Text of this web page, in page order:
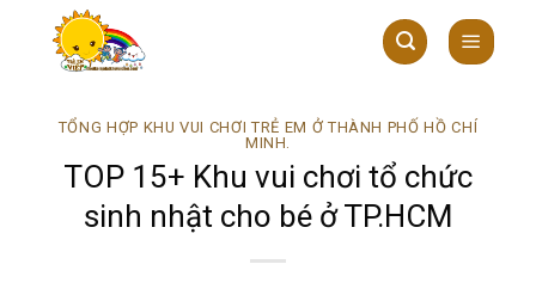
TỔNG HỢP KHU VUI CHƠI TRẺ EM Ở THÀNH PHỐ HỒ CHÍ
MINH.
TOP 15+ Khu vui chơi tổ chức
sinh nhật cho bé ở TP.HCM